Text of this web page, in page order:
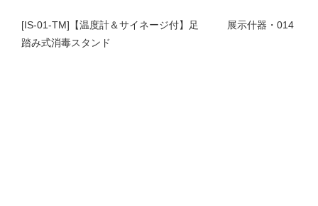
[IS-01-TM]【温度計＆サイネージ付】足
踏み式消毒スタンド
展示什器・014